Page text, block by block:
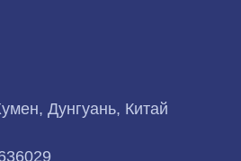
ккал/ч) при 60 Гц
Р410а/Р134А/Р404а
Дунгуань, Китай